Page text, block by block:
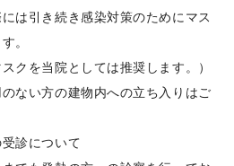
続き感染対策のためにマス
。
としては推奨します。）
の建物内への立ち入りはご
診について